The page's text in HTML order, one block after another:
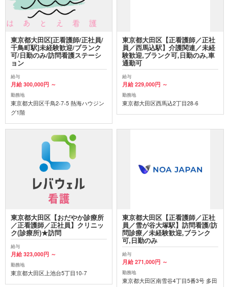
東京都大田区[正看護師/正社員/
千鳥町駅]未経験歓迎/ブランク
可/日勤のみ/訪問看護ステーシ
ョン
給与
月給 300,000円 ～
勤務地
東京都大田区千鳥2-7-5 熱海ハウジン
グ1階
東京都大田区【正看護師／正社
員／西馬込駅】介護関連／未経
験歓迎,ブランク可,日勤のみ,車
通勤可
給与
月給 229,000円 ～
勤務地
東京都大田区西馬込2丁目28-6
東京都大田区【おだやか診療所
／正看護師／正社員】クリニッ
ク(診療所)★訪問
給与
月給 323,000円 ～
勤務地
東京都大田区上池台5丁目10-7
東京都大田区【正看護師／正社
員／雪が谷大塚駅】訪問看護/訪
問診療／未経験歓迎,ブランク
可,日勤のみ
給与
月給 271,000円 ～
勤務地
東京都大田区南雪谷4丁目5番3号 多田